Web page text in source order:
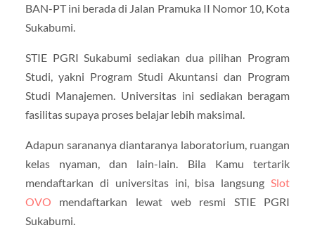
BAN-PT ini berada di Jalan Pramuka II Nomor 10, Kota
Sukabumi.
STIE PGRI Sukabumi sediakan dua pilihan Program
Studi, yakni Program Studi Akuntansi dan Program
Studi Manajemen. Universitas ini sediakan beragam
fasilitas supaya proses belajar lebih maksimal.
Adapun sarananya diantaranya laboratorium, ruangan
kelas nyaman, dan lain-lain. Bila Kamu tertarik
mendaftarkan di universitas ini, bisa langsung Slot
OVO mendaftarkan lewat web resmi STIE PGRI
Sukabumi.